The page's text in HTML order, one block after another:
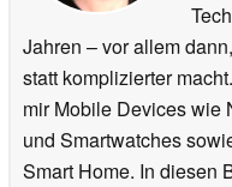
Jahren – vor allem
statt komplizierter
mir Mobile Devices wie
und Smartwatches
Smart Home. In diesen